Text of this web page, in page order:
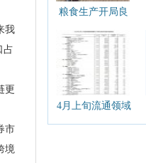
我
占
更
市
境
粮食生产开局良
好：春播春管进
展顺利 冬小麦将
迎来大面积收获
4月上旬流通领域
重要生产资料价